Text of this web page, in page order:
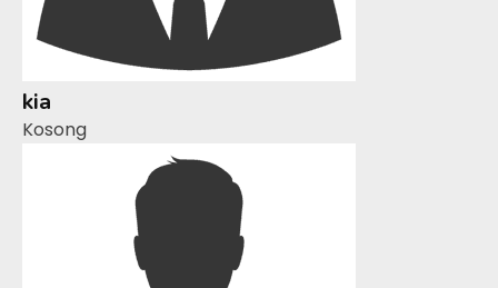
kia
Kosong